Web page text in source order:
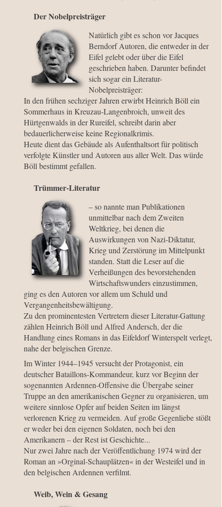
weitere Infos zu den Eifelkrimis
Der Nobelpreisträger
Natürlich gibt es schon vor Jacques
Berndorf Autoren, die entweder in der
Eifel gelebt oder über die Eifel
geschrieben haben. Darunter befindet
sich sogar ein Literatur-
Nobelpreisträger:
In den frühen sechziger Jahren erwirbt Heinrich Böll ein
Sommerhaus in Kreuzau-Langenbroich, unweit des
Hürtgenwalds in der Rureifel, schreibt darin aber
bedauerlicherweise keine Regionalkrimis.
Heute dient das Gebäude als Aufenthaltsort für politisch
verfolgte Künstler und Autoren aus aller Welt. Das würde
Böll bestimmt gefallen.
Trümmer-Literatur
– so nannte man Publikationen
unmittelbar nach dem Zweiten
Weltkrieg, bei denen die
Auswirkungen von Nazi-Diktatur,
Krieg und Zerstörung im Mittelpunkt
standen. Statt die Leser auf die
Verheißungen des bevorstehenden
Wirtschaftswunders einzustimmen,
ging es den Autoren vor allem um Schuld und
Vergangenheitsbewältigung.
Zu den prominentesten Vertretern dieser Literatur-Gattung
zählen Heinrich Böll und Alfred Andersch, der die
Handlung eines Romans in das Eifeldorf Winterspelt verlegt,
nahe der belgischen Grenze.
Im Winter 1944–1945 versucht der Protagonist, ein
deutscher Bataillons-Kommandeur, kurz vor Beginn der
sogenannten Ardennen-Offensive die Übergabe seiner
Truppe an den amerikanischen Gegner zu organisieren, um
weitere sinnlose Opfer auf beiden Seiten im längst
verlorenen Krieg zu vermeiden. Auf große Gegenliebe stößt
er weder bei den eigenen Soldaten, noch bei den
Amerikanern – der Rest ist Geschichte...
Nur zwei Jahre nach der Veröffentlichung 1974 wird der
Roman an »Orginal-Schauplätzen« in der Westeifel und in
den belgischen Ardennen verfilmt.
Weib, Wein & Gesang